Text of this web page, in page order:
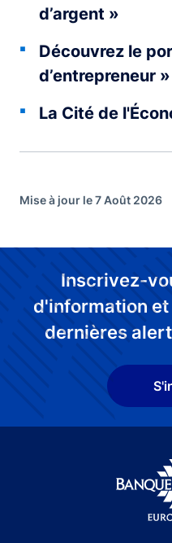
d’argent »
Découvrez le
d’entrepreneur »
La Cité de
Mise à jour le 7 Août 2026
Inscrivez-
d'information
dernières